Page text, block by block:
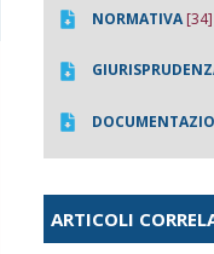
NORMATIVA[34]
ARTICOLI